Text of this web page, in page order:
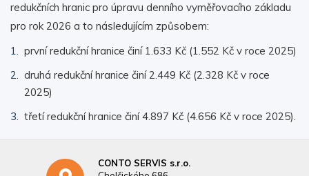
redukčních hranic pro úpravu denního vyměřovacího základu
pro rok 2026 a to následujícím způsobem:
první redukční hranice činí 1.633 Kč (1.552 Kč v roce 2025)
druhá redukční hranice činí 2.449 Kč (2.328 Kč v roce
2025)
třetí redukční hranice činí 4.897 Kč (4.656 Kč v roce 2025).
CONTO SERVIS s.r.o.